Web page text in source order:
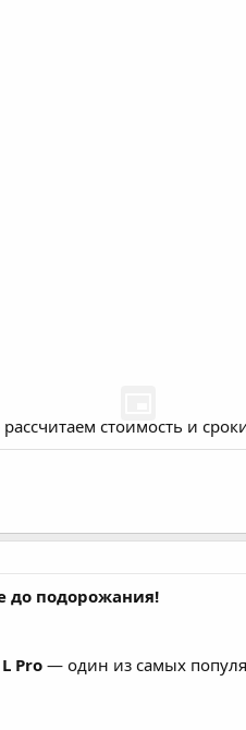
стоимость и
до подорожания!
Pro— один из самых